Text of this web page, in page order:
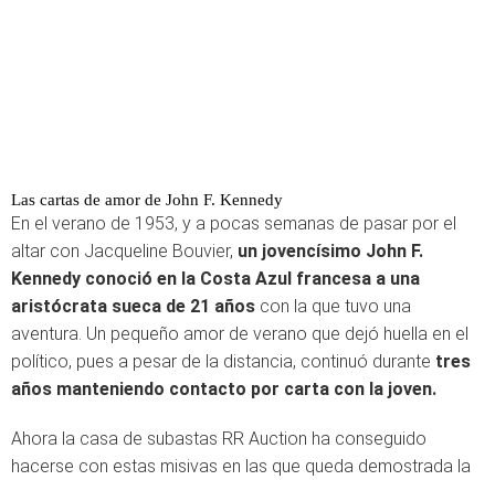
Las cartas de amor de John F. Kennedy
En el verano de 1953, y a pocas semanas de pasar por el
altar con Jacqueline Bouvier, un jovencísimo John F.
Kennedy conoció en la Costa Azul francesa a una
aristócrata sueca de 21 años con la que tuvo una
aventura. Un pequeño amor de verano que dejó huella en el
político, pues a pesar de la distancia, continuó durante tres
años manteniendo contacto por carta con la joven.
Ahora la casa de subastas RR Auction ha conseguido
hacerse con estas misivas en las que queda demostrada la